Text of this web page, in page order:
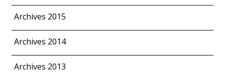
Archives 2015
Archives 2014
Archives 2013